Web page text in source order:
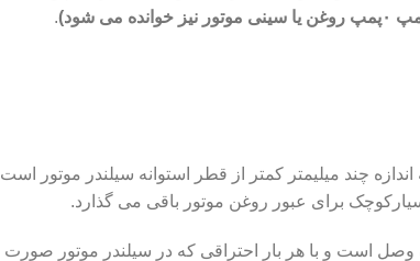
خوانده می شود) .
چند میلیمتر کمتر از قطر استوانه سیلندر موتور است
برای عبور روغن موتور باقی می گذارد.
است و با هر بار احتراقی که در سیلندر موتور صورت